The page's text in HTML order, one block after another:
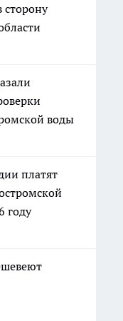
сторону
воды
платят
году